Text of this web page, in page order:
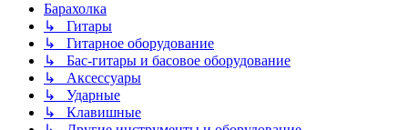
Барахолка
↳ Гитары
↳ Гитарное оборудование
↳ Бас-гитары и басовое оборудование
↳ Аксессуары
↳ Ударные
↳ Клавишные